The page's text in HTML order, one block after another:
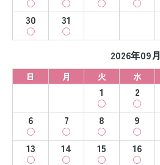
30
31
2026年09月
日 月 火 水
1 2
6
7 8 9
13
14 15 16